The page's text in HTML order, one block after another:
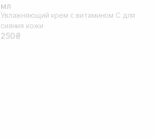
мл
Увлажняющий крем с витамином С для
сияния кожи
250₴